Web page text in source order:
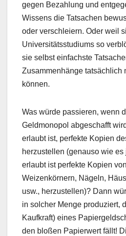
gegen Bezahlung und
Wissens die Tatsachen
oder verschleiern. Oder weil
Universitätsstudiums so
sie selbst einfachste
Zusammenhänge tatsächlich
können.
Was würde passieren, wenn
Geldmonopol abgeschafft
erlaubt ist, perfekte Kopien
herzustellen (genauso wie
erlaubt ist perfekte Kopien
Weizenkörnern, Nägeln,
usw., herzustellen)? Dann
in solcher Menge produziert,
Kaufkraft) eines
den bloßen Papierwert fällt!